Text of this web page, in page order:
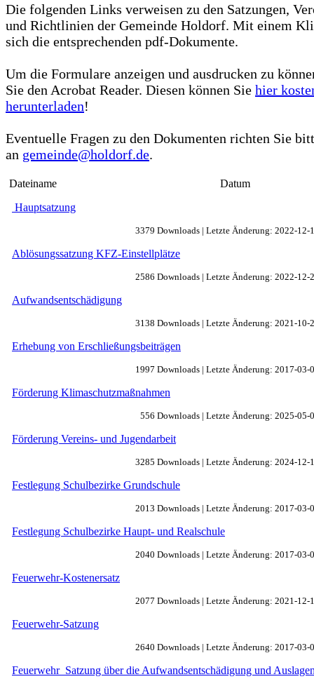
Die folgenden Links verweisen zu den Satzungen,
und Richtlinien der Gemeinde Holdorf. Mit einem
sich die entsprechenden pdf-Dokumente.
Um die Formulare anzeigen und ausdrucken zu
Sie den Acrobat Reader. Diesen können Sie hier
herunterladen!
Eventuelle Fragen zu den Dokumenten richten Sie
an gemeinde@holdorf.de.
Dateiname
Datum
Hauptsatzung
3379 Downloads | Letzte Änderung: 2022-12-
Ablösungssatzung KFZ-Einstellplätze
2586 Downloads | Letzte Änderung: 2022-12-
Aufwandsentschädigung
3138 Downloads | Letzte Änderung: 2021-10-
Erhebung von Erschließungsbeiträgen
1997 Downloads | Letzte Änderung: 2017-03-
Förderung Klimaschutzmaßnahmen
556 Downloads | Letzte Änderung: 2025-05-
Förderung Vereins- und Jugendarbeit
3285 Downloads | Letzte Änderung: 2024-12-
Festlegung Schulbezirke Grundschule
2013 Downloads | Letzte Änderung: 2017-03-
Festlegung Schulbezirke Haupt- und Realschule
2040 Downloads | Letzte Änderung: 2017-03-
Feuerwehr-Kostenersatz
2077 Downloads | Letzte Änderung: 2021-12-
Feuerwehr-Satzung
2640 Downloads | Letzte Änderung: 2017-03-
Feuerwehr_Satzung über die Aufwandsentschädigung und